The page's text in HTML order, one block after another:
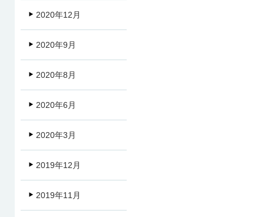
2020年12月
2020年9月
2020年8月
2020年6月
2020年3月
2019年12月
2019年11月